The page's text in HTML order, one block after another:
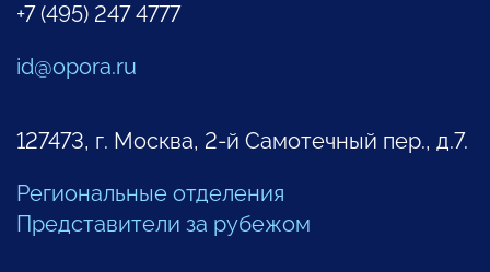
+7 (495) 247 4777
id@opora.ru
127473, г. Москва, 2-й Самотечный пер., д.7.
Региональные отделения
Представители за рубежом